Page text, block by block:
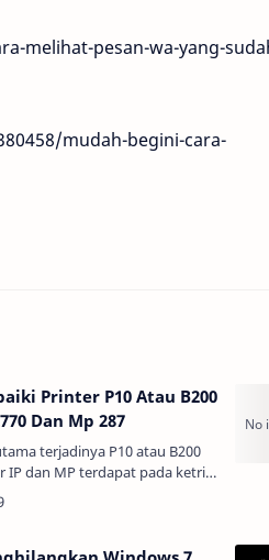
melihat-pesan-wa-yang-
mudah-begini-cara-
Printer P10 Atau B200
Dan Mp 287
terjadinya P10 atau B200
IP dan MP terdapat pada ketrik,
atau power supply, peringatan
ketika carriage unit tidak